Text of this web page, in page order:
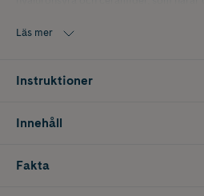
Produkten levereras i en lyxig svart
försiktigt in runt ögonområdet, undvik
Storlek: 25 ml
ingredienser som ger snabba resultat.
Läs mer
Instruktioner
Innehåll
Fakta